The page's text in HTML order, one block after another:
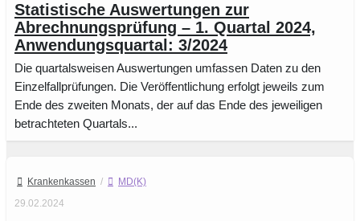
Statistische Auswertungen zur
Abrechnungsprüfung – 1. Quartal 2024,
Anwendungsquartal: 3/2024
Die quartalsweisen Auswertungen umfassen Daten zu den
Einzelfallprüfungen. Die Veröffentlichung erfolgt jeweils zum
Ende des zweiten Monats, der auf das Ende des jeweiligen
betrachteten Quartals...
Krankenkassen /
MD(K)
29.02.2024